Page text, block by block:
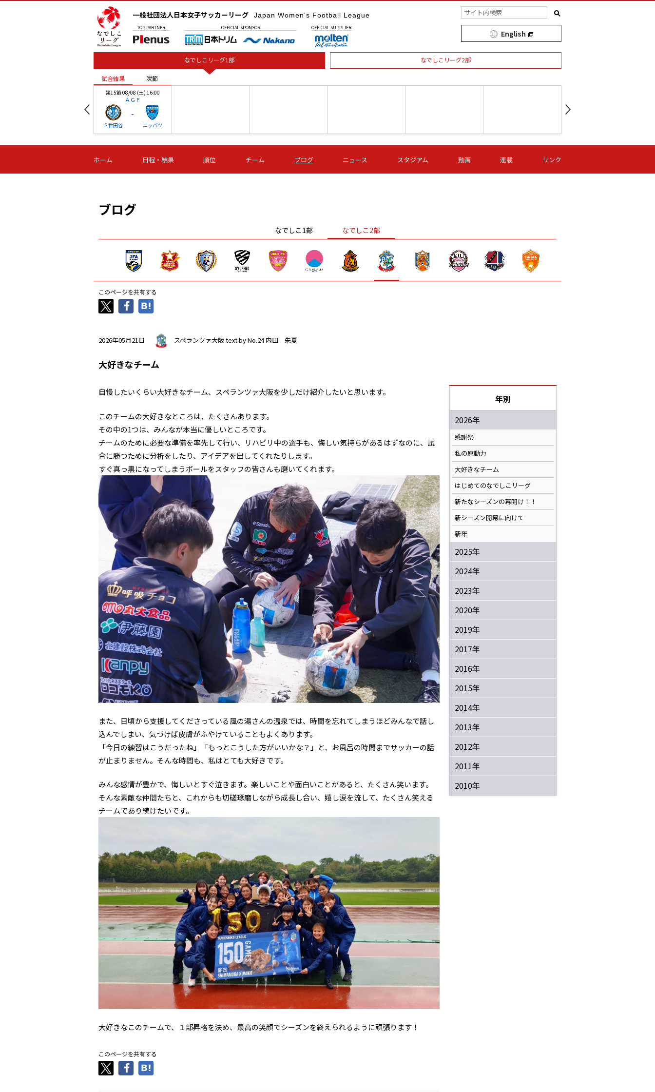
一般社団法人日本女子サッカーリーグ Japan Women's Football League
TOP PARTNER OFFICIAL SPONSOR OFFICIAL SUPPLIER
English
なでしこリーグ1部 なでしこリーグ2部
試合結果 次節
第15節 08/08 (土) 16:00
ＡＧＦ
Ｓ世田谷
-
ニッパツ
-
第16節 09/05 (土) 15:00
ニッパツ
-
第16節 09/05 (土) 15:00
石人の星
-
第16節 09/05 (土) 16:00
ＡＧＦ
-
いちご
-
第16節 09/06 (日) 15:00
-
第16節 09/06 (日) 15:00
- -
試合結果 次節
ホーム 日程・結果 順位 チーム ブログ ニュース スタジアム 動画 連載 リンク
ブログ
なでしこ1部 なでしこ2部
このページを共有する
2026年05月21日 スペランツァ大阪text by No.24 内田 朱夏
大好きなチーム
自慢したいくらい大好きなチーム、スペランツァ大阪を少しだけ紹介したいと思います。
このチームの大好きなところは、たくさんあります。
その中の1つは、みんなが本当に優しいところです。
チームのために必要な準備を率先して行い、リハビリ中の選手も、悔しい気持ちがあるはずなのに、試
合に勝つために分析をしたり、アイデアを出してくれたりします。
すぐ真っ黒になってしまうボールをスタッフの皆さんも磨いてくれます。
また、日頃から支援してくださっている風の湯さんの温泉では、時間を忘れてしまうほどみんなで話し
込んでしまい、気づけば皮膚がふやけていることもよくあります。
「今日の練習はこうだったね」「もっとこうした方がいいかな？」と、お風呂の時間までサッカーの話
が止まりません。そんな時間も、私はとても大好きです。
みんな感情が豊かで、悔しいとすぐ泣きます。楽しいことや面白いことがあると、たくさん笑います。
そんな素敵な仲間たちと、これからも切磋琢磨しながら成長し合い、嬉し涙を流して、たくさん笑える
チームであり続けたいです。
大好きなこのチームで、１部昇格を決め、最高の笑顔でシーズンを終えられるように頑張ります！
このページを共有する
年別
2026年
感謝祭
私の原動力
大好きなチーム
はじめてのなでしこリーグ
新たなシーズンの幕開け！！
新シーズン開幕に向けて
新年
2025年
2024年
2023年
2020年
2019年
2017年
2016年
2015年
2014年
2013年
2012年
2011年
2010年